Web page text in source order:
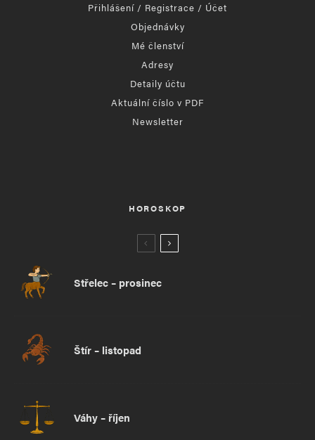
Přihlášení / Registrace / Účet
Objednávky
Mé členství
Adresy
Detaily účtu
Aktuální číslo v PDF
Newsletter
HOROSKOP
Střelec – prosinec
Štír – listopad
Váhy – říjen